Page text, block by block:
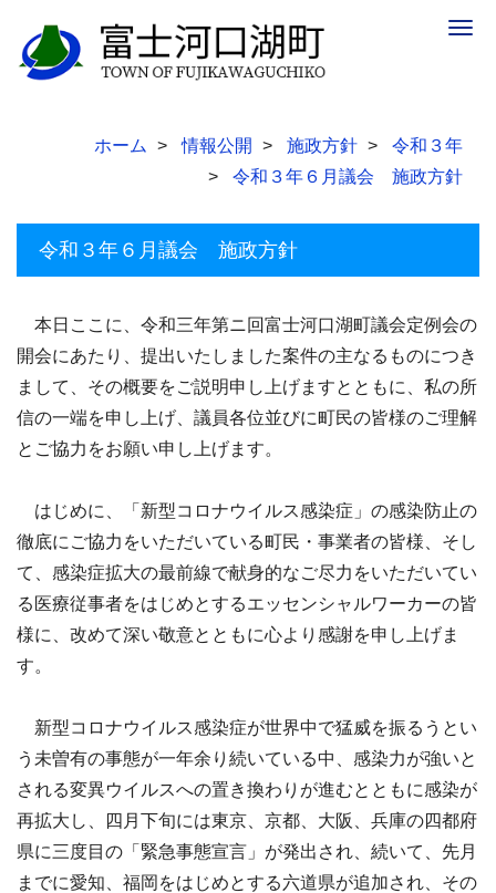
ホーム 情報公開 施政方針
令和３年
令和３年６月議会 施政方針
令和３年６月議会 施政方針
本日ここに、令和三年第ニ回富士河口湖町議会定例会の
開会にあたり、提出いたしました案件の主なるものにつき
まして、その概要をご説明申し上げますとともに、私の所
信の一端を申し上げ、議員各位並びに町民の皆様のご理解
とご協力をお願い申し上げます。
はじめに、「新型コロナウイルス感染症」の感染防止の
徹底にご協力をいただいている町民・事業者の皆様、そし
て、感染症拡大の最前線で献身的なご尽力をいただいてい
る医療従事者をはじめとするエッセンシャルワーカーの皆
様に、改めて深い敬意とともに心より感謝を申し上げま
す。
新型コロナウイルス感染症が世界中で猛威を振るうとい
う未曽有の事態が一年余り続いている中、感染力が強いと
される変異ウイルスへの置き換わりが進むとともに感染が
再拡大し、四月下旬には東京、京都、大阪、兵庫の四都府
県に三度目の「緊急事態宣言」が発出され、続いて、先月
までに愛知、福岡をはじめとする六道県が追加され、その